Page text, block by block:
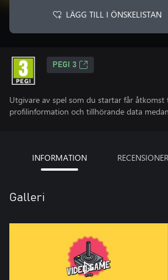
LÄGG TILL I ÖNSKELISTAN
PEGI 3
Utgivare av spel som du startar får åtkomst
profilinformation och tillhörande data
INFORMATION RECENSIONER
Galleri